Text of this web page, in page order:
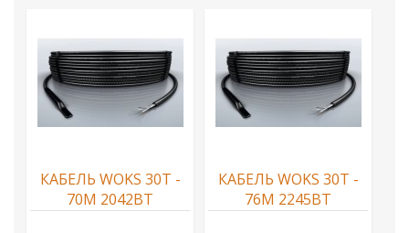
КАБЕЛЬ WOKS 30T -
70М 2042ВТ
КАБЕЛЬ WOKS 30T -
76М 2245ВТ